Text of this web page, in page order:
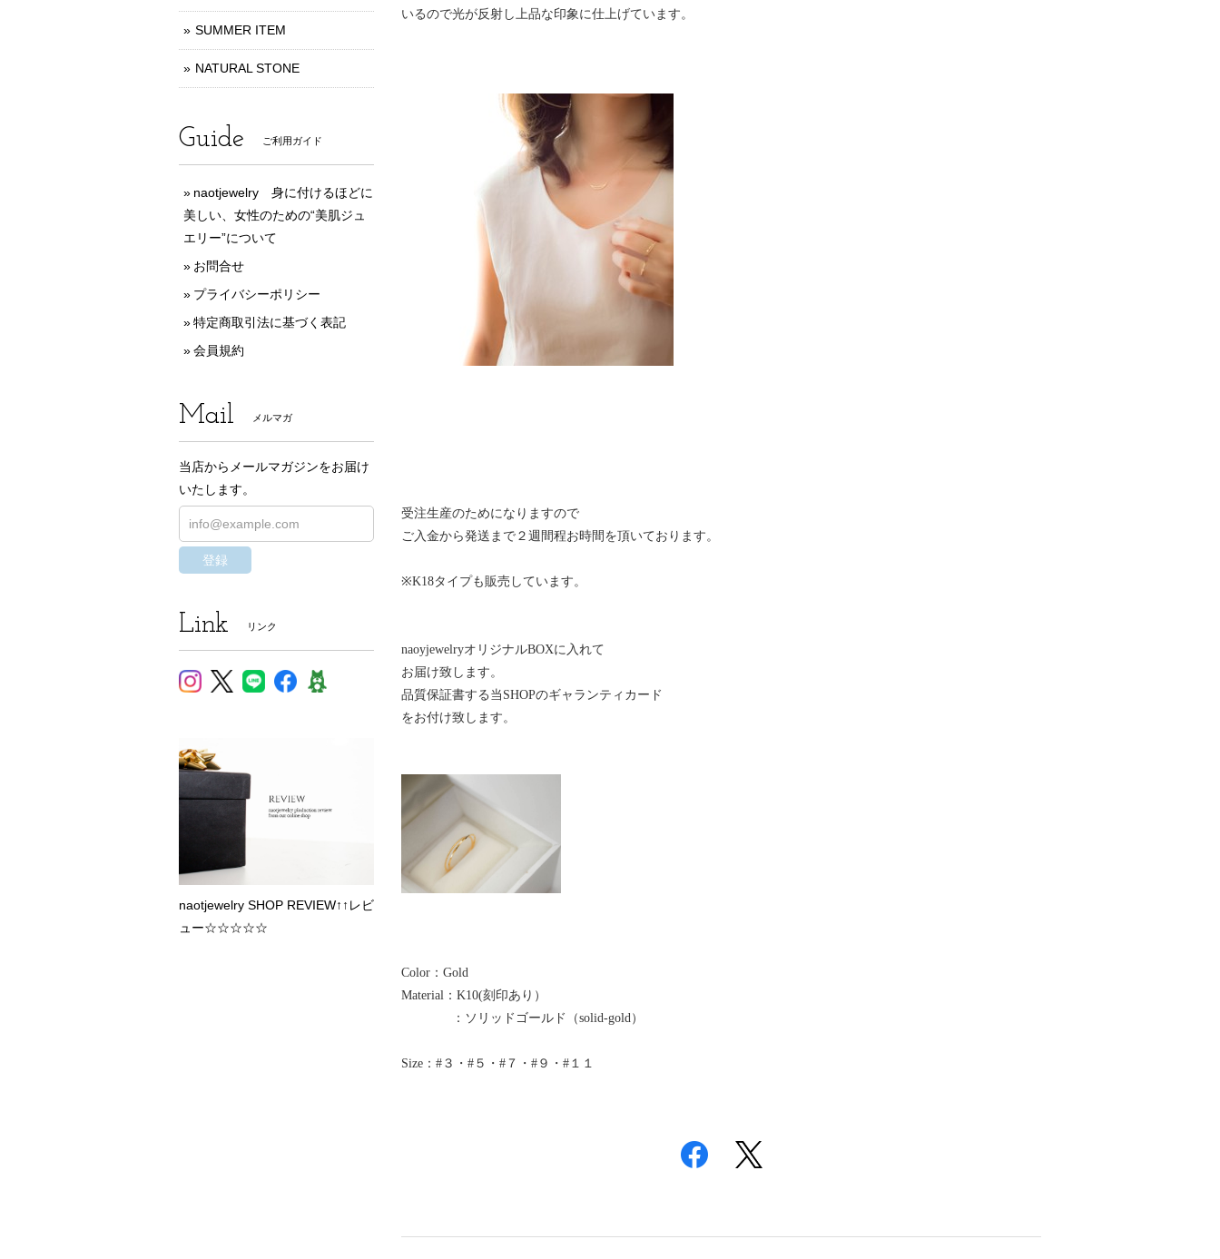
いるので光が反射し上品な印象に仕上げています。
受注生産のためになりますので
ご入金から発送まで２週間程お時間を頂いております。
※K18タイプも販売しています。
naoyjewelryオリジナルBOXに入れて
お届け致します。
品質保証書する当SHOPのギャランティカード
をお付け致します。
Color：Gold
Material：K10(刻印あり）
：ソリッドゴールド（solid-gold）
Size：#３・#５・#７・#９・#１１
SUMMER ITEM
NATURAL STONE
Guide ご利用ガイド
naotjewelry 身に付けるほどに
美しい、女性のための“美肌ジュ
エリー”について
お問合せ
プライバシーポリシー
特定商取引法に基づく表記
会員規約
Mail メルマガ
当店からメールマガジンをお届け
いたします。
登録
Link リンク
naotjewelry SHOP REVIEW↑↑レビ
ュー☆☆☆☆☆